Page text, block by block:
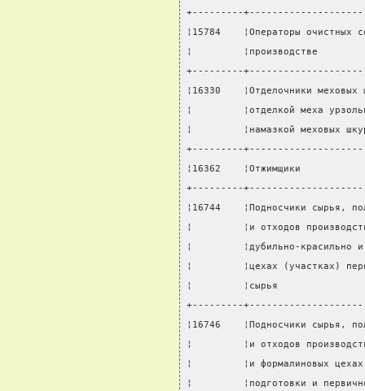
+---------
¦15784    ¦Операторы очистных
¦
+---------
¦16330    ¦Отделочники
¦         ¦отделкой меха
¦         ¦намазкой меховых
+---------
¦16362    ¦Отжимщики
+---------
¦16744    ¦Подносчики сырья,
¦         ¦и отходов
¦         ¦дубильно-красильно
¦         ¦цехах (участках)
¦         ¦сырья
+---------
¦16746    ¦Подносчики сырья,
¦         ¦и отходов
¦         ¦и формалиновых
¦         ¦подготовки и